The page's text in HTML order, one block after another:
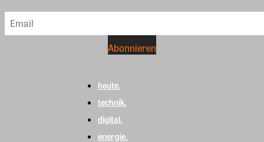
heute.
technik.
digital.
energie.